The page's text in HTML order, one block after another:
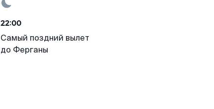
22:00
Самый поздний вылет
до Ферганы